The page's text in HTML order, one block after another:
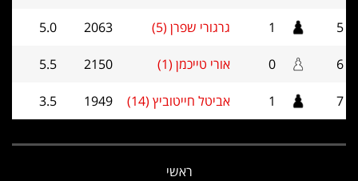
5
1 גרגורי שפרן (5) 2063
5.0
6
0 אורי טייכמן (1) 2150
5.5
7
1 אביטל חייטוביץ (14) 1949
3.5
ראשי